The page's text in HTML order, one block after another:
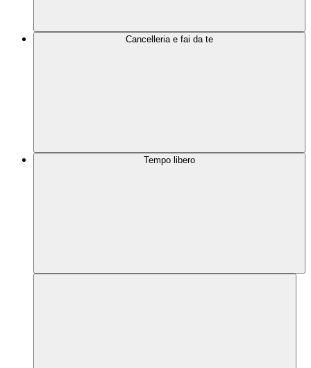
Cancelleria e fai da te
Tempo libero